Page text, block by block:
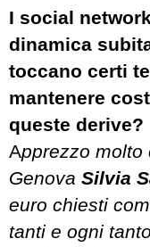
I social
dinamica
toccano certi
mantenere
queste derive?
Apprezzo molto
Genova Silvia
euro chiesti
tanti e ogni